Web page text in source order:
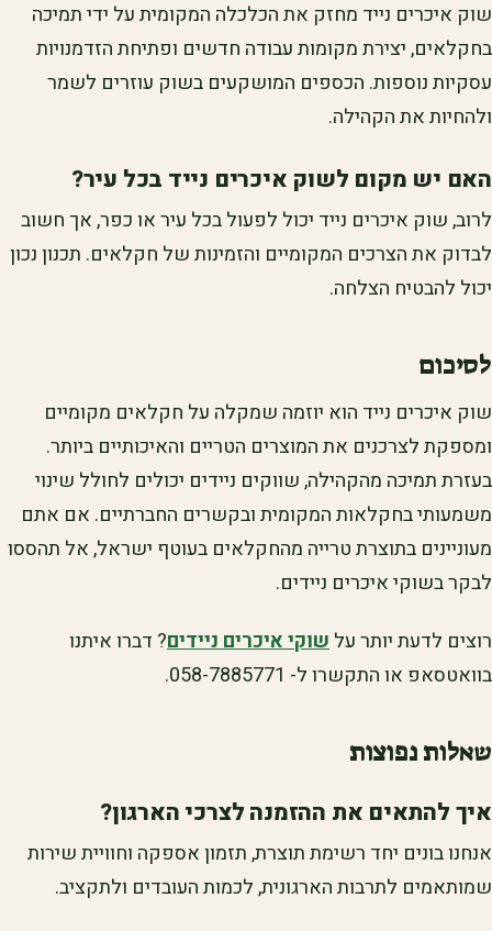
שוק איכרים נייד מחזק את הכלכלה המקומית על ידי תמיכה
בחקלאים, יצירת מקומות עבודה חדשים ופתיחת הזדמנויות
עסקיות נוספות. הכספים המושקעים בשוק עוזרים לשמר
ולהחיות את הקהילה.
האם יש מקום לשוק איכרים נייד בכל עיר?
לרוב, שוק איכרים נייד יכול לפעול בכל עיר או כפר, אך חשוב
לבדוק את הצרכים המקומיים והזמינות של חקלאים. תכנון נכון
יכול להבטיח הצלחה.
לסיכום
שוק איכרים נייד הוא יוזמה שמקלה על חקלאים מקומיים
ומספקת לצרכנים את המוצרים הטריים והאיכותיים ביותר.
בעזרת תמיכה מהקהילה, שווקים ניידים יכולים לחולל שינוי
משמעותי בחקלאות המקומית ובקשרים החברתיים. אם אתם
מעוניינים בתוצרת טרייה מהחקלאים בעוטף ישראל, אל תהססו
לבקר בשוקי איכרים ניידים.
רוצים לדעת יותר עלשוקי איכרים ניידים? דברו איתנו
בוואטסאפ או התקשרו ל- 058-7885771.
שאלות נפוצות
איך להתאים את ההזמנה לצרכי הארגון?
אנחנו בונים יחד רשימת תוצרת, תזמון אספקה וחוויית שירות
שמותאמים לתרבות הארגונית, לכמות העובדים ולתקציב.